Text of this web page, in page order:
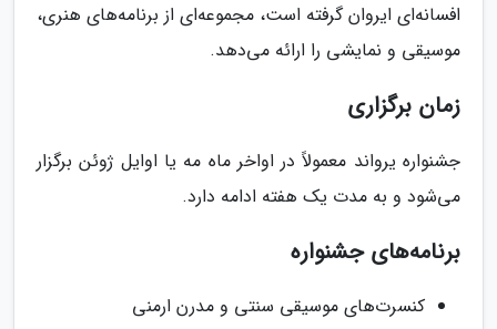
افسانه‌ای ایروان گرفته است، مجموعه‌ای از برنامه‌های هنری،
موسیقی و نمایشی را ارائه می‌دهد.
زمان برگزاری
جشنواره یرواند معمولاً در اواخر ماه مه یا اوایل ژوئن برگزار
می‌شود و به مدت یک هفته ادامه دارد.
برنامه‌های جشنواره
کنسرت‌های موسیقی سنتی و مدرن ارمنی